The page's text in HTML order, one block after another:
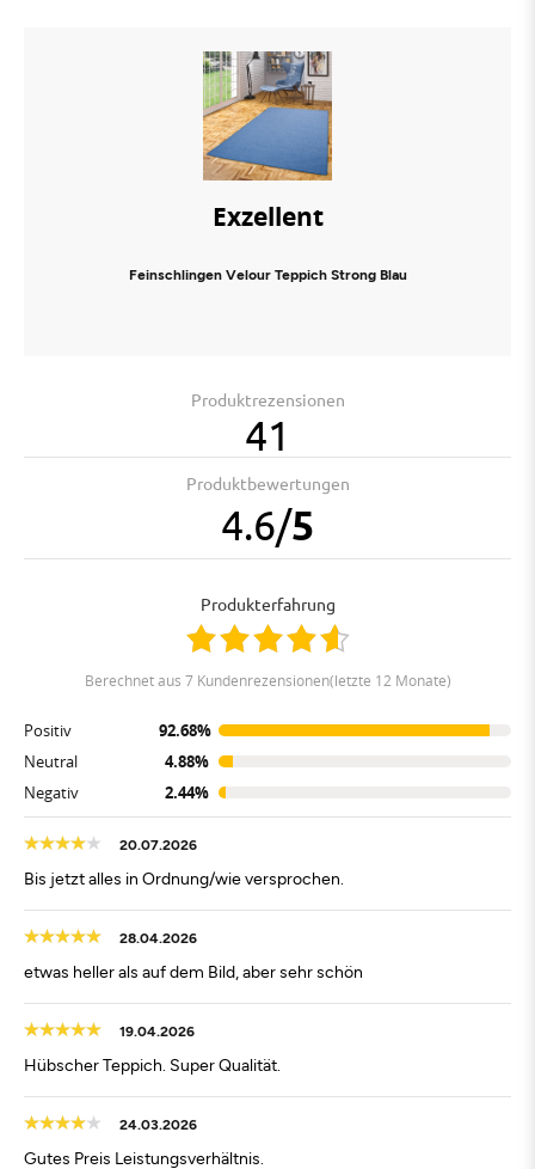
Exzellent
Feinschlingen Velour Teppich Strong Blau
Produktrezensionen
41
Produktbewertungen
4.6/5
Produkterfahrung
berechnet aus 7 Kundenrezensionen(letzte 12 Monate)
Positiv
92.68%
Neutral
4.88%
Negativ
2.44%
20.07.2026
Bis jetzt alles in Ordnung/wie versprochen.
28.04.2026
etwas heller als auf dem Bild, aber sehr schön
19.04.2026
Hübscher Teppich. Super Qualität.
24.03.2026
Gutes Preis Leistungsverhältnis.